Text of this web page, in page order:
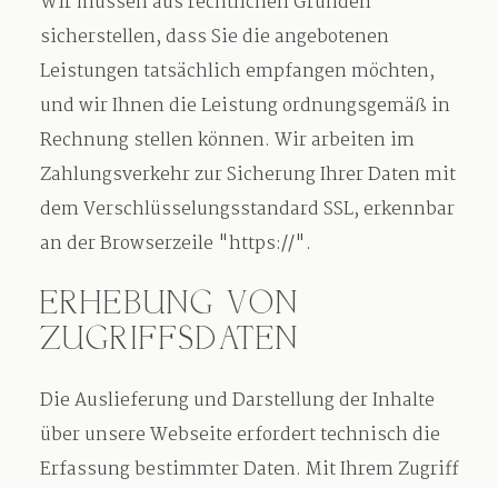
sicherstellen, dass Sie die angebotenen
Leistungen tatsächlich empfangen möchten,
und wir Ihnen die Leistung ordnungsgemäß in
Rechnung stellen können. Wir arbeiten im
Zahlungsverkehr zur Sicherung Ihrer Daten mit
dem Verschlüsselungsstandard SSL, erkennbar
an der Browserzeile "https://".
ERHEBUNG VON
ZUGRIFFSDATEN
Die Auslieferung und Darstellung der Inhalte
über unsere Webseite erfordert technisch die
Erfassung bestimmter Daten. Mit Ihrem Zugriff